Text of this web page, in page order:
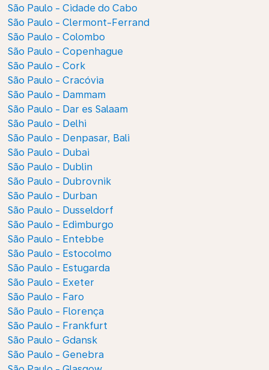
São Paulo - Cidade do Cabo
São Paulo - Clermont-Ferrand
São Paulo - Colombo
São Paulo - Copenhague
São Paulo - Cork
São Paulo - Cracóvia
São Paulo - Dammam
São Paulo - Dar es Salaam
São Paulo - Delhi
São Paulo - Denpasar, Bali
São Paulo - Dubai
São Paulo - Dublin
São Paulo - Dubrovnik
São Paulo - Durban
São Paulo - Dusseldorf
São Paulo - Edimburgo
São Paulo - Entebbe
São Paulo - Estocolmo
São Paulo - Estugarda
São Paulo - Exeter
São Paulo - Faro
São Paulo - Florença
São Paulo - Frankfurt
São Paulo - Gdansk
São Paulo - Genebra